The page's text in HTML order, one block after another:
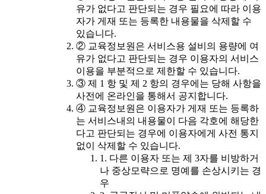
유가 없다고 판단되는 경우 필요에 따라 이용
자가 게재 또는 등록한 내용물을 삭제할 수
있습니다.
② 교육정보원은 서비스용 설비의 용량에 여
유가 없다고 판단되는 경우 이용자의 서비스
이용을 부분적으로 제한할 수 있습니다.
③ 제 1 항 및 제 2 항의 경우에는 당해 사항을
사전에 온라인을 통해서 공지합니다.
④ 교육정보원은 이용자가 게재 또는 등록하
는 서비스내의 내용물이 다음 각호에 해당한
다고 판단되는 경우에 이용자에게 사전 통지
없이 삭제할 수 있습니다.
1. 다른 이용자 또는 제 3자를 비방하거
나 중상모략으로 명예를 손상시키는 경
우